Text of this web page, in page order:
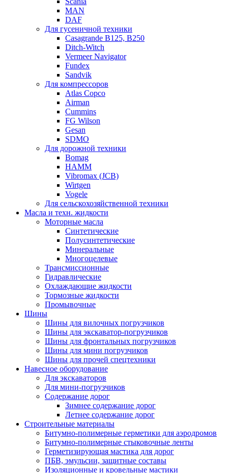
MAN
DAF
Для гусеничной техники
Casagrande B125, B250
Ditch-Witch
Vermeer Navigator
Fundex
Sandvik
Для компрессоров
Atlas Copco
Airman
Cummins
FG Wilson
Gesan
SDMO
Для дорожной техники
Bomag
HAMM
Vibromax (JCB)
Wirtgen
Vogele
Для сельскохозяйственной техники
Масла и техн. жидкости
Моторные масла
Синтетические
Полусинтетические
Минеральные
Многоцелевые
Трансмиссионные
Гидравлические
Охлаждающие жидкости
Тормозные жидкости
Промывочные
Шины
Шины для вилочных погрузчиков
Шины для экскаватор-погрузчиков
Шины для фронтальных погрузчиков
Шины для мини погрузчиков
Шины для прочей спецтехники
Навесное оборудование
Для экскаваторов
Для мини-погрузчиков
Содержание дорог
Зимнее содержание дорог
Летнее содержание дорог
Строительные материалы
Битумно-полимерные герметики для аэродромов
Битумно-полимерные стыковочные ленты
Герметизирующая мастика для дорог
ПБВ, эмульсии, защитные составы
Изоляционные и кровельные мастики